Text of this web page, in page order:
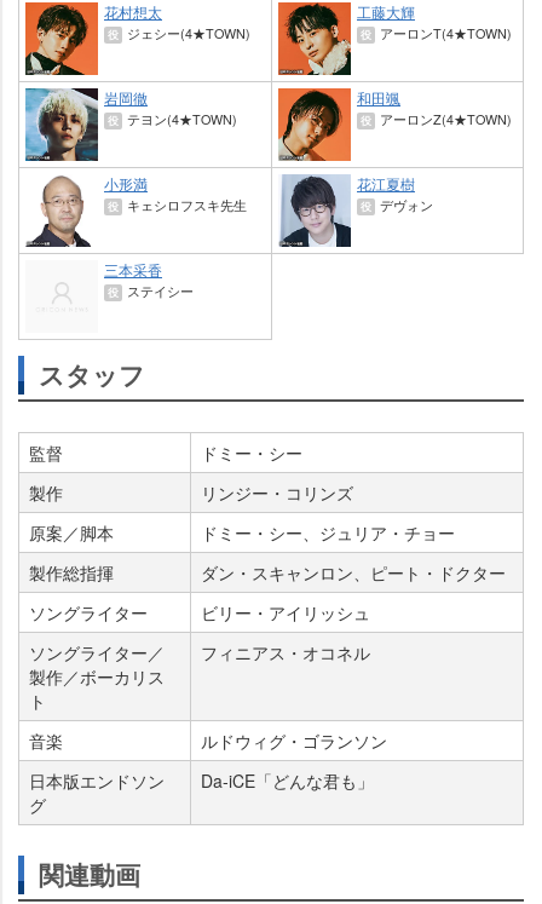
花村想太
役 ジェシー(4★TOWN)
工藤大輝
役 アーロンT(4★TOWN)
岡徹
役 テヨン(4★TOWN)
和田颯
役 アーロンZ(4★TOWN)
小形満
役 キェシロフスキ先生
花江夏樹
役 デヴォン
三本采香
役 ステイシー
スタッフ
監督
ドミー・シー
製作
リンジー・コリンズ
原案／脚本
ドミー・シー、ジュリア・チョー
製作総指揮
ダン・スキャンロン、ピート・ドクター
ソングライター
ビリー・アイリッシュ
ソングライター／
製作／ボーカリス
ト
フィニアス・オコネル
音楽
ルドウィグ・ゴランソン
日本版エンドソン
グ
Da-iCE「どんな君も」
関連動画